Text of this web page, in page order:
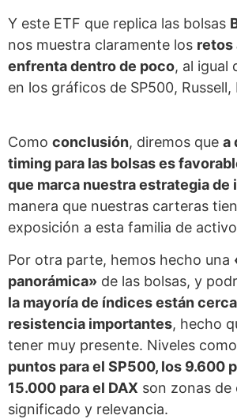
Y este ETF que replica las bolsas
nos muestra claramente los retos
enfrenta dentro de poco, al igual
en los gráficos de SP500, Russell,
Como conclusión, diremos que a
timing para las bolsas es
que marca nuestra estrategia de
manera que nuestras carteras
exposición a esta familia de
Por otra parte, hemos hecho una
panorámica» de las bolsas, y
la mayoría de índices están
resistencia importantes, hecho
tener muy presente. Niveles
puntos para el SP500, los 9.600
15.000 para el DAX son zonas de
significado y relevancia.